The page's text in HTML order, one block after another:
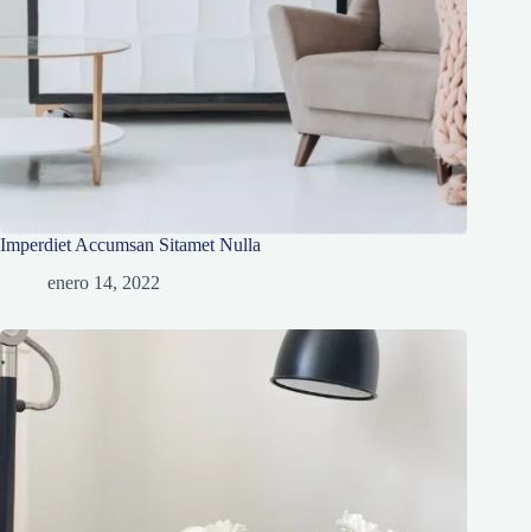
Imperdiet Accumsan Sitamet Nulla
enero 14, 2022